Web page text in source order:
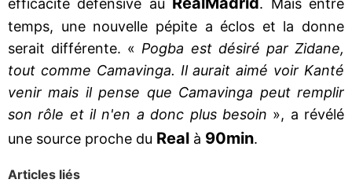
efficacité défensive au
. Mais entre
temps, une nouvelle pépite a éclos et la donne
serait différente. « Pogba est désiré par Zidane,
tout comme Camavinga. Il aurait aimé voir Kanté
venir mais il pense que Camavinga peut remplir
son rôle et il n'en a donc plus besoin », a révélé
une source proche du Real à 90min.
Articles liés